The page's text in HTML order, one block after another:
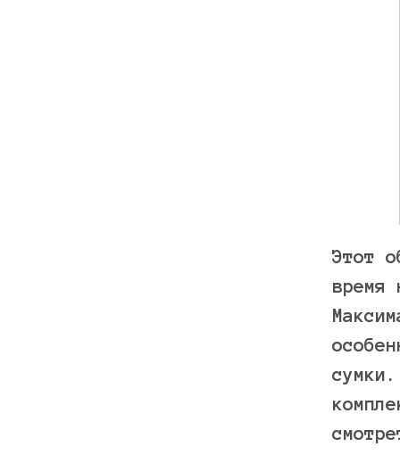
Этот
время